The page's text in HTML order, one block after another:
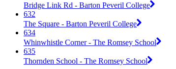
Bridge Link Rd - Barton Peveril College
632
The Square - Barton Peveril College
634
Whinwhistle Corner - The Romsey School
635
Thornden School - The Romsey School